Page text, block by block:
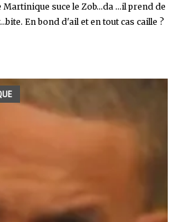
suce le Zob…da …il prend de
En bond d'ail et en tout cas caille ?